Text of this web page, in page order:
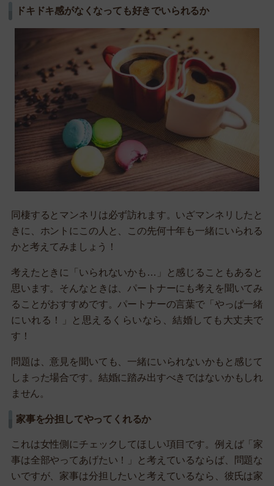
ドキドキ感がなくなっても好きでいられるか
同棲するとマンネリは必ず訪れます。いざマンネリしたと
きに、ホントにこの人と、この先何十年も一緒にいられる
かと考えてみましょう！
考えたときに「いられないかも…」と感じることもあると
思います。そんなときは、パートナーにも考えを聞いてみ
ることがおすすめです。パートナーの言葉で「やっぱ一緒
にいれる！」と思えるくらいなら、結婚しても大丈夫で
す！
問題は、意見を聞いても、一緒にいられないかもと感じて
しまった場合です。結婚に踏み出すべきではないかもしれ
ません。
家事を分担してやってくれるか
これは女性側にチェックしてほしい項目です。例えば「家
事は全部やってあげたい！」と考えているならば、問題な
いですが、家事は分担したいと考えているなら、彼氏は家